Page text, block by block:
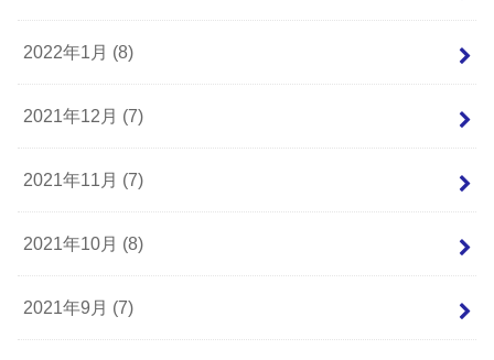
2022年1月 (8)
2021年12月 (7)
2021年11月 (7)
2021年10月 (8)
2021年9月 (7)